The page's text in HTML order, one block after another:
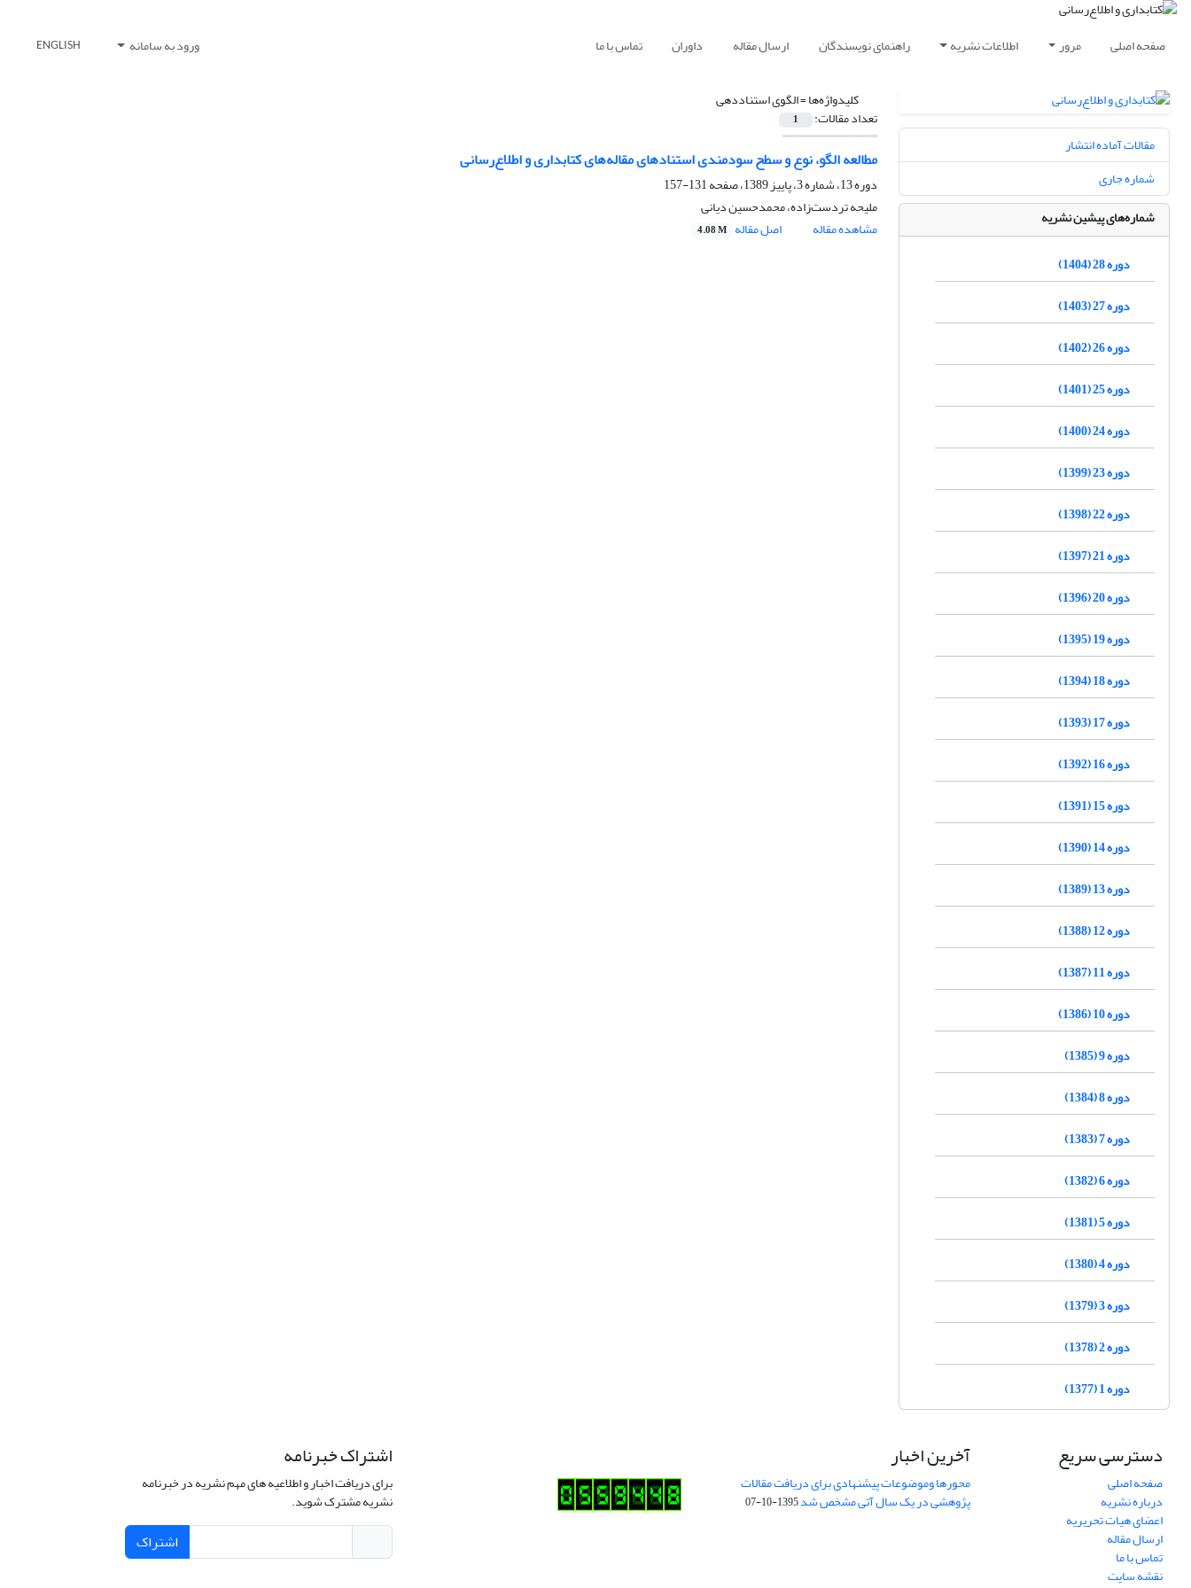
صفحه اصلی مرور اطلاعات نشریه راهنمای نویسندگان ارسال مقاله داوران تماس با ما ورود به سامانه ENGLISH
کلیدواژه‌ها =الگوی استناددهی
تعداد مقالات: 1
مطالعه الگو، نوع و سطح سودمندی استنادهای مقاله‌های کتابداری و اطلاع‌رسانی
دوره 13، شماره 3، پاییز 1389، صفحه
131-157
ملیحه تردست‌زاده، محمدحسین دیانی
مشاهده مقاله
اصل مقاله 4.08 M
مقالات آماده انتشار
شماره جاری
شماره‌های پیشین نشریه
دوره 28 (1404)
دوره 27 (1403)
دوره 26 (1402)
دوره 25 (1401)
دوره 24 (1400)
دوره 23 (1399)
دوره 22 (1398)
دوره 21 (1397)
دوره 20 (1396)
دوره 19 (1395)
دوره 18 (1394)
دوره 17 (1393)
دوره 16 (1392)
دوره 15 (1391)
دوره 14 (1390)
دوره 13 (1389)
دوره 12 (1388)
دوره 11 (1387)
دوره 10 (1386)
دوره 9 (1385)
دوره 8 (1384)
دوره 7 (1383)
دوره 6 (1382)
دوره 5 (1381)
دوره 4 (1380)
دوره 3 (1379)
دوره 2 (1378)
دوره 1 (1377)
دسترسی سریع
صفحه اصلی
درباره نشریه
اعضای هیات تحریریه
ارسال مقاله
تماس با ما
نقشه سایت
آخرین اخبار
محورها وموضوعات پیشنهادی برای دریافت مقالات
پژوهشی در یک سال آتی مشخص شد1395-10-07
اشتراک خبرنامه
برای دریافت اخبار و اطلاعیه های مهم نشریه در خبرنامه
نشریه مشترک شوید.
اشتراک